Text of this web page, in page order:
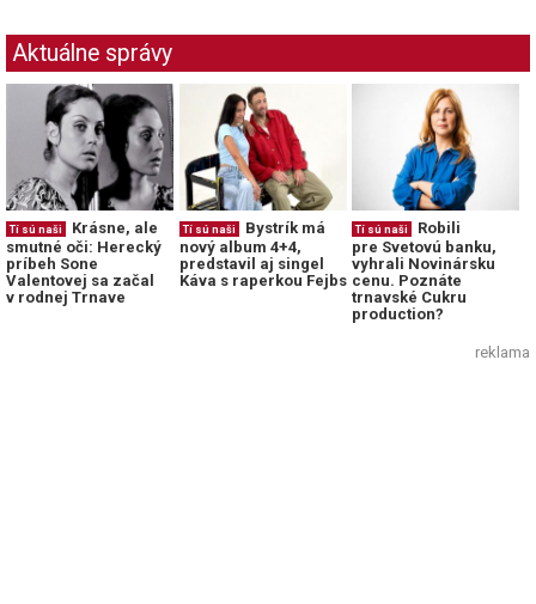
Aktuálne správy
Tí sú naši
Krásne, ale
smutné oči: Herecký
príbeh Sone
Valentovej sa začal
v rodnej Trnave
Tí sú naši
Bystrík má
nový album 4+4,
predstavil aj singel
Káva s raperkou Fejbs
Tí sú naši
Robili
pre Svetovú banku,
vyhrali Novinársku
cenu. Poznáte
trnavské Cukru
production?
reklama